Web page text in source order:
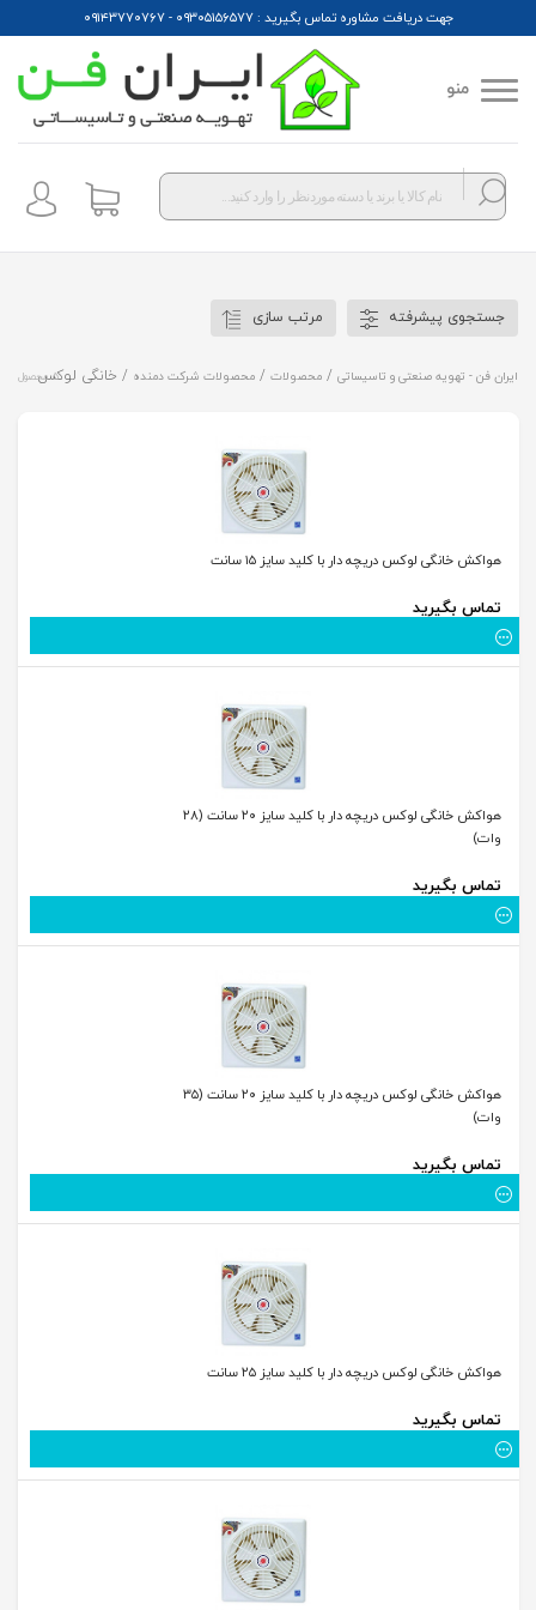
جهت دریافت مشاوره تماس بگیرید : ۰۹۳۰۵۱۵۶۵۷۷ - ۰۹۱۴۳۷۷۰۷۶۷
منو
Products
search
جستجوی پیشرفته مرتب سازی
ایران فن - تهویه صنعتی و تاسیساتی / محصولات / محصولات شرکت دمنده / خانگی لوکس (دریچه دار با کلید)
5 محصول
هواکش خانگی لوکس دریچه دار با کلید سایز ۱۵ سانت
تماس بگیرید
هواکش خانگی لوکس دریچه دار با کلید سایز ۲۰ سانت (۲۸
وات)
تماس بگیرید
هواکش خانگی لوکس دریچه دار با کلید سایز ۲۰ سانت (۳۵
وات)
تماس بگیرید
هواکش خانگی لوکس دریچه دار با کلید سایز ۲۵ سانت
تماس بگیرید